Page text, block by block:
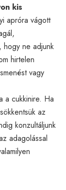
kis
apróra vágott
hogy ne adjunk
hirtelen
vagy
a cukkinire. Ha
az
konzultáljunk
adagolással